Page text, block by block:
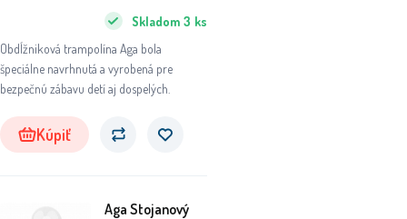
Obdĺžniková trampolína Aga bola
špeciálne navrhnutá a vyrobená pre
bezpečnú zábavu detí aj dospelých.
Skladom 3 ks
Kúpiť
Aga Stojanový